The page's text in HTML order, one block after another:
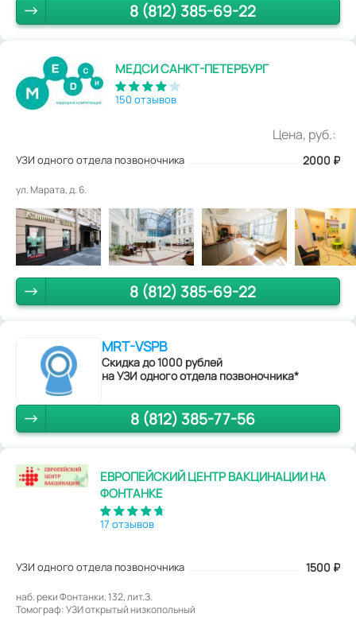
8 (812) 385-69-22
МЕДСИ САНКТ-ПЕТЕРБУРГ
150 отзывов
Цена, руб.:
УЗИ одного отдела позвоночника 2000 ₽
ул. Марата, д. 6.
8 (812) 385-69-22
MRT-VSPB
Скидка до 1000 рублей
на УЗИ одного отдела позвоночника*
8 (812) 385-77-56
ЕВРОПЕЙСКИЙ ЦЕНТР ВАКЦИНАЦИИ НА
ФОНТАНКЕ
17 отзывов
УЗИ одного отдела позвоночника 1500 ₽
наб. реки Фонтанки, 132, лит.З.
Томограф: УЗИ открытый низкопольный